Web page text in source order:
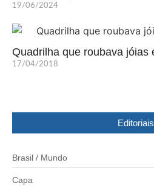
19/06/2024
Quadrilha que roubava jóias
17/04/2018
Editoriais
Brasil / Mundo
Capa